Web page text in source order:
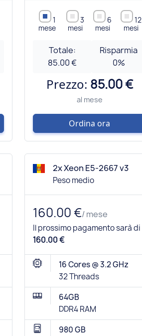
1
mese
3
mesi
6
mesi
12
mesi
Totale:
85.00 €
Risparmia
0%
Prezzo: 85.00 €
al mese
Ordina ora
2x Xeon E5-2667 v3
Peso medio
160.00 €/ mese
Il prossimo pagamento sarà di
160.00 €
16 Cores @ 3.2 GHz
32 Threads
64GB
DDR4 RAM
980 GB